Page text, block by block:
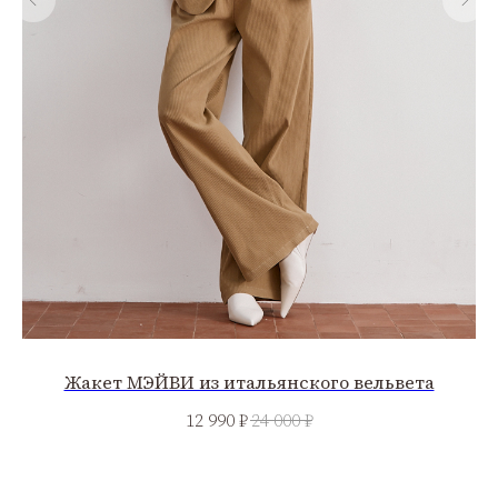
Жакет МЭЙВИ из итальянского вельвета
12 990 ₽24 000₽